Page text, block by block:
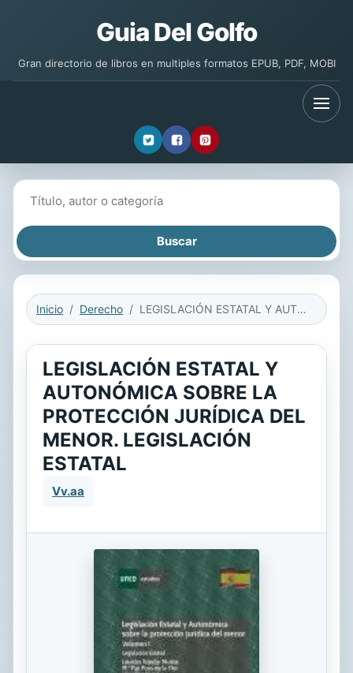
Guia Del Golfo
Gran directorio de libros en multiples formatos EPUB, PDF, MOBI
Inicio Derecho LEGISLACIÓN ESTATAL Y AUTONÓMICA SOBRE LA PROTECCIÓN JURÍDICA DEL MENOR. LEGISLACIÓN ESTATAL
LEGISLACIÓN ESTATAL Y
AUTONÓMICA SOBRE LA
PROTECCIÓN JURÍDICA DEL
MENOR. LEGISLACIÓN
ESTATAL
Vv.aa